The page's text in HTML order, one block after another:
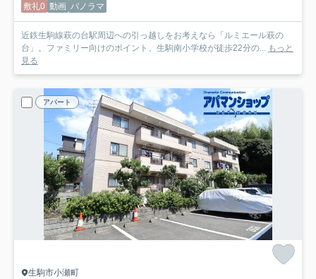
敷礼0 動画 パノラマ
近鉄生駒線萩の台駅周辺への引っ越しをお考えなら「ルミエール萩の
台」。ファミリー向けのポイント、生駒南小学校が徒歩22分の...
もっと
見る
アパート
生駒市小瀬町